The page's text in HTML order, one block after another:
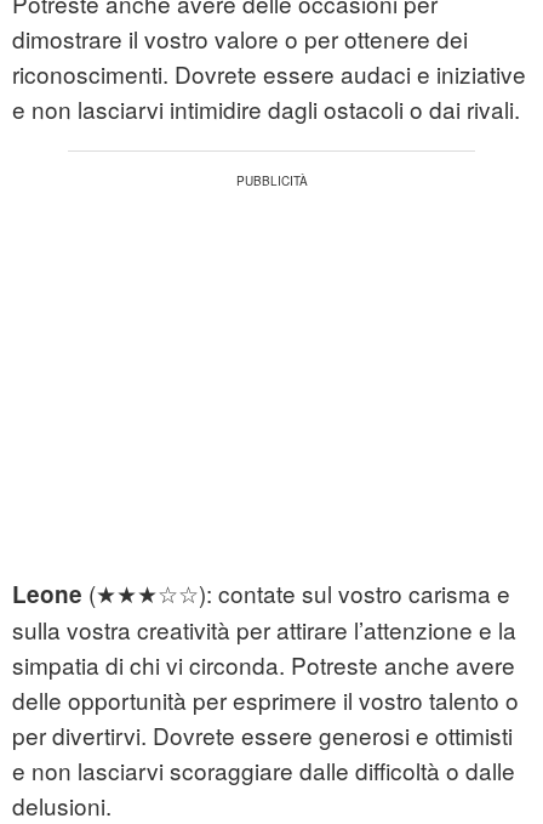
dimostrare il vostro valore o per ottenere dei
riconoscimenti. Dovrete essere audaci e iniziative
e non lasciarvi intimidire dagli ostacoli o dai rivali.
Leone (★★★☆☆): contate sul vostro carisma e
sulla vostra creatività per attirare l’attenzione e la
simpatia di chi vi circonda. Potreste anche avere
delle opportunità per esprimere il vostro talento o
per divertirvi. Dovrete essere generosi e ottimisti
e non lasciarvi scoraggiare dalle difficoltà o dalle
delusioni.